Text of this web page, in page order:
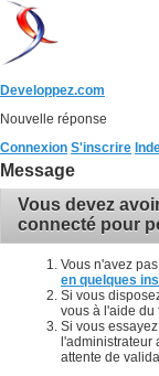
Developpez.com
Nouvelle réponse
Connexion S'inscrire
Message
Vous devez
connecté pour
Vous n'avez
en quelques
Si vous
vous à l'aide du
Si vous
l'administrateur
attente de